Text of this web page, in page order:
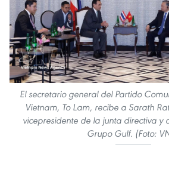
El secretario general del Partido
Vietnam, To Lam, recibe a Sarath
vicepresidente de la junta directiva y
Grupo Gulf. (Foto: